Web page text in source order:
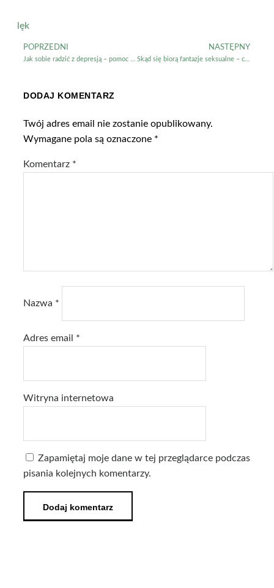
lęk
POPRZEDNI NASTĘPNY
Skąd się biorą fantazje seksualne – czy to bezpieczne?
DODAJ KOMENTARZ
Twój adres email nie zostanie opublikowany.
Wymagane pola są oznaczone *
Komentarz *
Nazwa *
Adres email *
Witryna internetowa
Zapamiętaj moje dane w tej przeglądarce podczas
pisania kolejnych komentarzy.